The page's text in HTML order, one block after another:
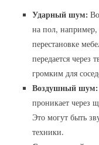
Ударный шум:
на пол‚
перестановке
передается через
громким для
Воздушный шум:
проникает через
Это могут быть
техники.